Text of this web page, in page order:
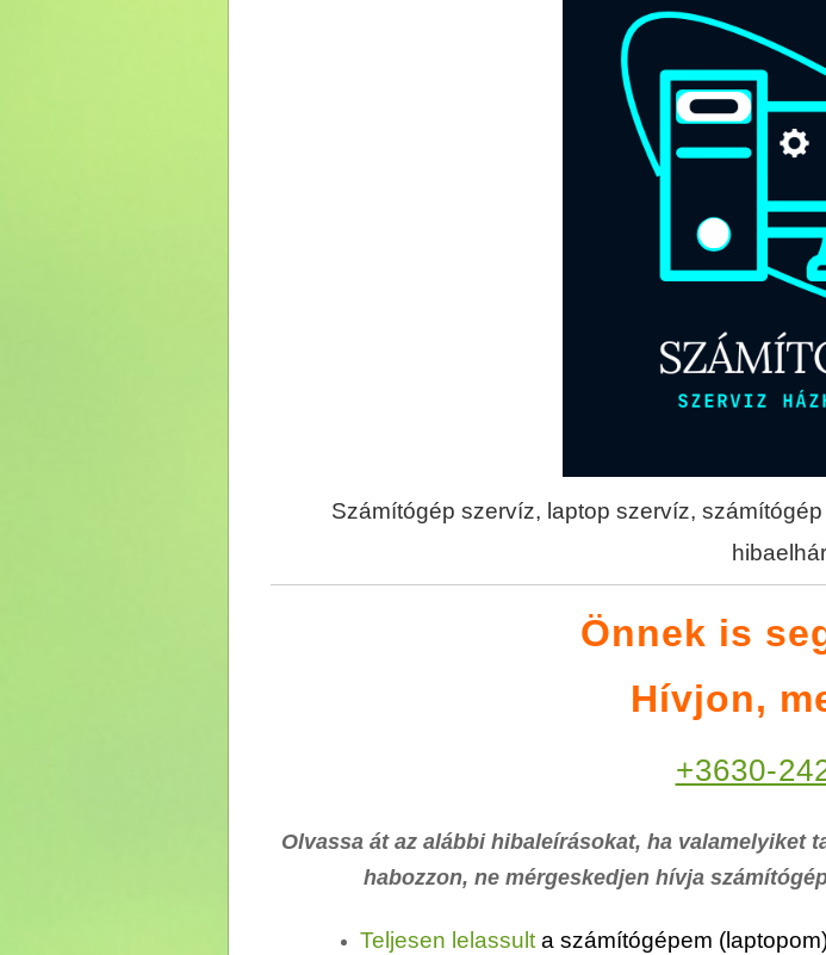
Számítógép szervíz, laptop szervíz,
Önnek is
Hívjon,
+3630-
Olvassa át az alábbi hibaleírásokat, ha valamelyiket
habozzon, ne mérgeskedjen hívja
Teljesen lelassulta számítógépem